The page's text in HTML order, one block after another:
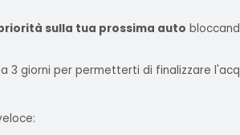
sulla tua prossima auto
3 giorni per permetterti di finalizzare